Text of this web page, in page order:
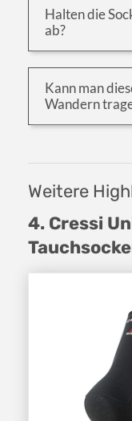
Halten die
ab?
Kann man
Wandern
Weitere
4. Cressi